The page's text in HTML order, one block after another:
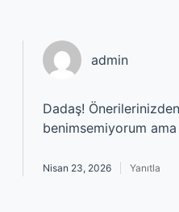
admin
Dadaş! Önerilerinizden
benimsemiyorum ama
Nisan 23, 2026 Yanıtla